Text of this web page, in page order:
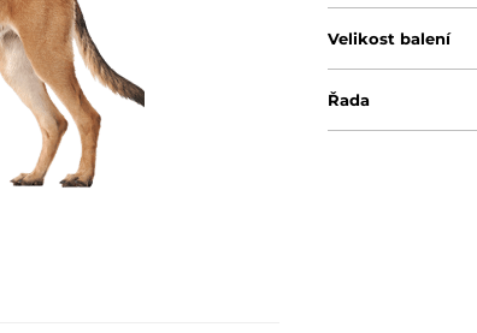
Velikost balení
Řada